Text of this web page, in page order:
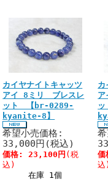
カイヤナイトキャッツ
アイ 8ミリ ブレスレ
ット 【br-0289-
kyanite-8】
希望小売価格:
33,000円(税込)
価格:23,100円 (税
込)
在庫 1個
カ